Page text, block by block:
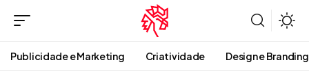
Publicidade e Marketing Criatividade Design e Branding